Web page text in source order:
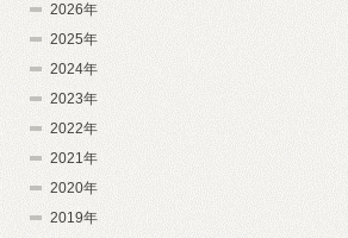
2026年
2025年
2024年
2023年
2022年
2021年
2020年
2019年